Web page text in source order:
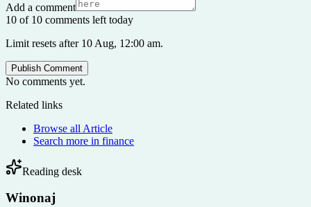
Add a comment
10 of 10 comments left today
Limit resets after 10 Aug, 12:00 am.
Publish Comment
No comments yet.
Related links
Browse all Article
Search more in finance
Reading desk
Winonaj